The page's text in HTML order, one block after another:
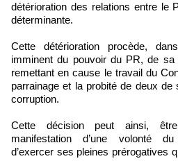
détérioration des relations entre le
déterminante.
Cette détérioration procède,
imminent du pouvoir du PR, de
remettant en cause le travail du
parrainage et la probité de deux
corruption.
Cette décision peut ainsi,
manifestation d’une volonté
d’exercer ses pleines prérogatives